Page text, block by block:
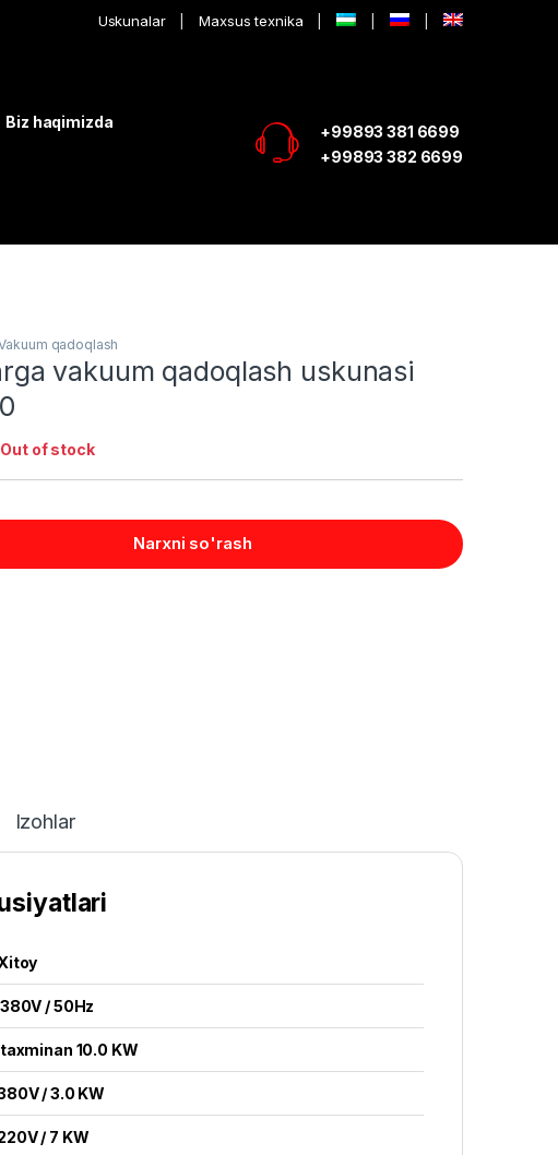
Uskunalar Maxsus texnika
Biz haqimizda
+99893 381 6699
+99893 382 6699
qadoqlash
vakuum qadoqlash uskunasi
Out of stock
Narxni so'rash
Izohlar
380V / 50Hz
taxminan 10.0 KW
/ 3.0 KW
/ 7 KW